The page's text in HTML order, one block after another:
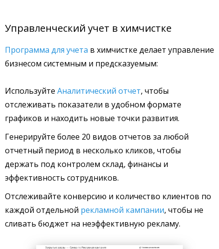
Управленческий учет в химчистке
Программа для учета в химчистке делает управление
бизнесом системным и предсказуемым:
Используйте Аналитический отчет, чтобы
отслеживать показатели в удобном формате
графиков и находить новые точки развития.
Генерируйте более 20 видов отчетов за любой
отчетный период в несколько кликов, чтобы
держать под контролем склад, финансы и
эффективность сотрудников.
Отслеживайте конверсию и количество клиентов по
каждой отдельной рекламной кампании, чтобы не
сливать бюджет на неэффективную рекламу.